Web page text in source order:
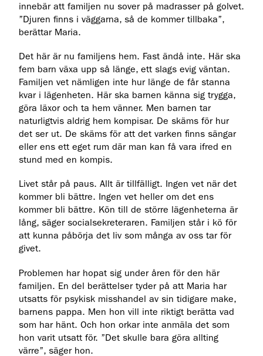
innebär att familjen nu sover på madrasser på golvet.
”Djuren finns i väggarna, så de kommer tillbaka”,
berättar Maria.
Det här är nu familjens hem. Fast ändå inte. Här ska
fem barn växa upp så länge, ett slags evig väntan.
Familjen vet nämligen inte hur länge de får stanna
kvar i lägenheten. Här ska barnen känna sig trygga,
göra läxor och ta hem vänner. Men barnen tar
naturligtvis aldrig hem kompisar. De skäms för hur
det ser ut. De skäms för att det varken finns sängar
eller ens ett eget rum där man kan få vara ifred en
stund med en kompis.
Livet står på paus. Allt är tillfälligt. Ingen vet när det
kommer bli bättre. Ingen vet heller om det ens
kommer bli bättre. Kön till de större lägenheterna är
lång, säger socialsekreteraren. Familjen står i kö för
att kunna påbörja det liv som många av oss tar för
givet.
Problemen har hopat sig under åren för den här
familjen. En del berättelser tyder på att Maria har
utsatts för psykisk misshandel av sin tidigare make,
barnens pappa. Men hon vill inte riktigt berätta vad
som har hänt. Och hon orkar inte anmäla det som
hon varit utsatt för. ”Det skulle bara göra allting
värre”, säger hon.